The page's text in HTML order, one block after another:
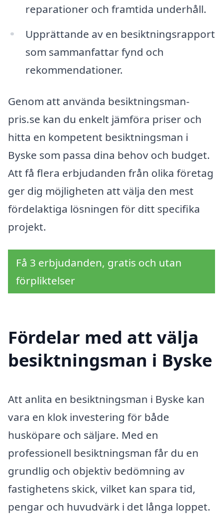
reparationer och framtida underhåll.
Upprättande av en besiktningsrapport
som sammanfattar fynd och
rekommendationer.
Genom att använda besiktningsman-
pris.se kan du enkelt jämföra priser och
hitta en kompetent besiktningsman i
Byske som passa dina behov och budget.
Att få flera erbjudanden från olika företag
ger dig möjligheten att välja den mest
fördelaktiga lösningen för ditt specifika
projekt.
Få 3 erbjudanden, gratis och utan
förpliktelser
Fördelar med att välja
besiktningsman i Byske
Att anlita en besiktningsman i Byske kan
vara en klok investering för både
husköpare och säljare. Med en
professionell besiktningsman får du en
grundlig och objektiv bedömning av
fastighetens skick, vilket kan spara tid,
pengar och huvudvärk i det långa loppet.